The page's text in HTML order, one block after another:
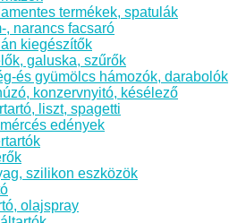
termékek, spatulák
, narancs facsaró
kiegészítők
galuska, szűrők
és gyümölcs hámozók, darabolók
konzervnyitó, késélező
liszt, spagetti
edények
szilikon eszközök
olajspray